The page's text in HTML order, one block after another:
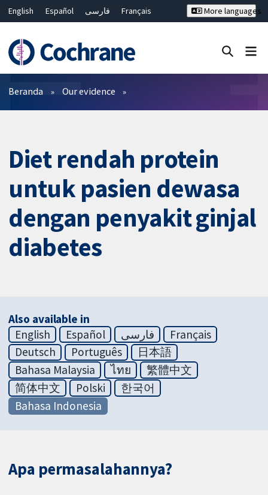
English Español فارسی
Français
Bahasa Malaysia
ไทย
繁體中文
简体中文
More languages
Filter
Beranda Our evidence
Diet rendah protein
untuk pasien dewasa
dengan penyakit ginjal
diabetes
Also available in
English
Español فارسی
Français
Deutsch
Português
日本語
Bahasa Malaysia
ไทย
繁體中文
简体中文
Polski
한국어
Bahasa Indonesia
Apa permasalahannya?